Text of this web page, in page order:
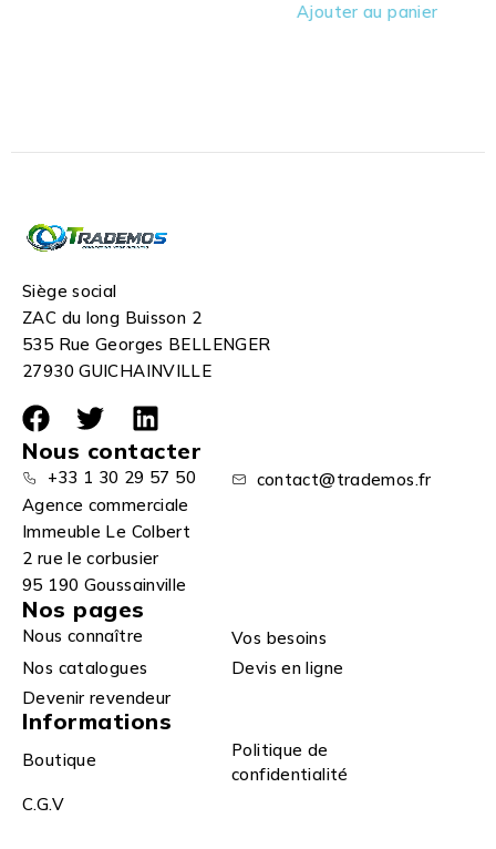
Ajouter au panier
Siège social
ZAC du long Buisson 2
535 Rue Georges BELLENGER
27930 GUICHAINVILLE
Nous contacter
+33 1 30 29 57 50
contact@trademos.fr
Agence commerciale
Immeuble Le Colbert
2 rue le corbusier
95 190 Goussainville
Nos pages
Nous connaître
Vos besoins
Nos catalogues
Devis en ligne
Devenir revendeur
Informations
Boutique
Politique de
confidentialité
C.G.V